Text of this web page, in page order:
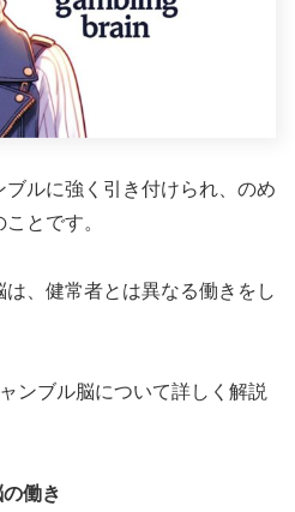
ルに強く引き付けられ、のめ
とです。
、健常者とは異なる働きをし
ンブル脳について詳しく解説
働き